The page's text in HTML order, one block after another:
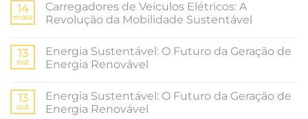
14
maio
Carregadores de Veículos Elétricos: A
Revolução da Mobilidade Sustentável
em
Carregadores
de
A
Revolução
da
13
out
Energia Sustentável: O Futuro da Geração de
Energia Renovável
em
Energia
Sustentável:
13
out
Energia Sustentável: O Futuro da Geração de
Energia Renovável